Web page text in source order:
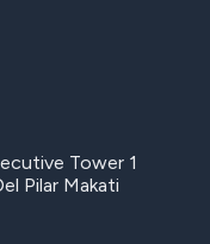
Tower 1
Pilar Makati